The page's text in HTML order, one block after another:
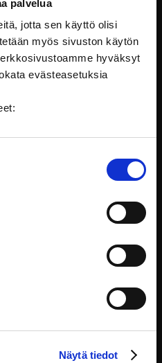
palvelua
jotta sen käyttö olisi
myös sivuston käytön
hyväksyt
evästeasetuksia
Näytä tiedot
median myötä